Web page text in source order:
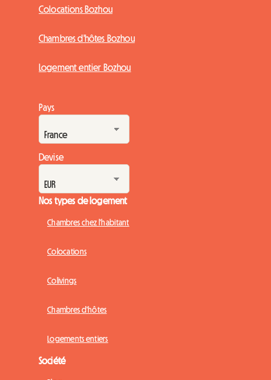
Colocations Bozhou
Chambres d'hôtes Bozhou
Logement entier Bozhou
Pays
Devise
Nos types de logement
Chambres chez l'habitant
Colocations
Colivings
Chambres d'hôtes
Logements entiers
Société